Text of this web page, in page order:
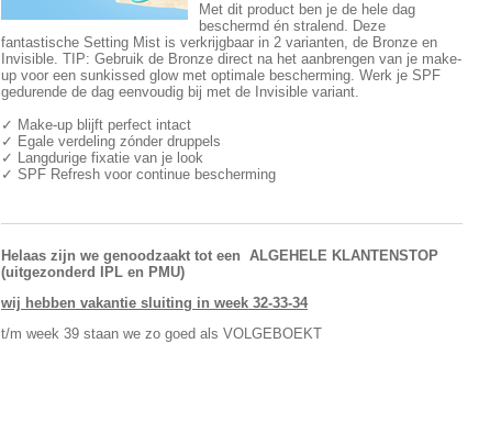
Met dit product ben je de hele dag
beschermd én stralend. Deze
fantastische Setting Mist is verkrijgbaar in 2 varianten, de Bronze en
Invisible. TIP: Gebruik de Bronze direct na het aanbrengen van je make-
up voor een sunkissed glow met optimale bescherming. Werk je SPF
gedurende de dag eenvoudig bij met de Invisible variant.
✓ Make-up blijft perfect intact
✓ Egale verdeling zónder druppels
✓ Langdurige fixatie van je look
✓ SPF Refresh voor continue bescherming
Helaas zijn we genoodzaakt tot een ALGEHELE KLANTENSTOP
(uitgezonderd IPL en PMU)
wij hebben vakantie sluiting in week 32-33-34
t/m week 39 staan we zo goed als VOLGEBOEKT